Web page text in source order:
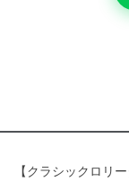
【クラシックロリ